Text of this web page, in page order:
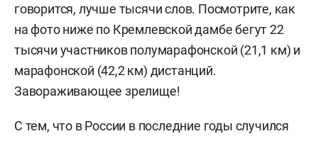
говорится, лучше тысячи слов. Посмотрите, как
на фото ниже по Кремлевской дамбе бегут 22
тысячи участников полумарафонской (21,1 км) и
марафонской (42,2 км) дистанций.
Завораживающее зрелище!
С тем, что в России в последние годы случился